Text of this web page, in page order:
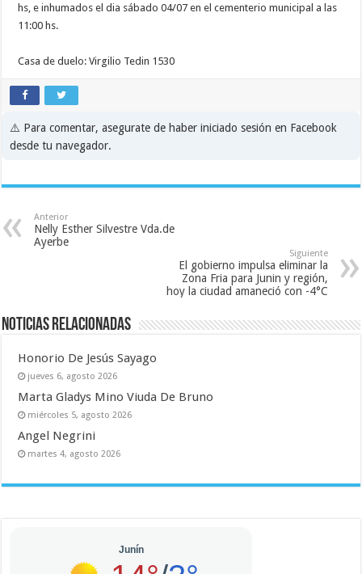
hs, e inhumados el dia sábado 04/07 en el cementerio municipal a las
11:00 hs.
Casa de duelo: Virgilio Tedin 1530
⚠️ Para comentar, asegurate de haber iniciado sesión en Facebook
desde tu navegador.
Anterior
Nelly Esther Silvestre Vda.de
Ayerbe
Siguiente
El gobierno impulsa eliminar la
Zona Fria para Junin y región,
hoy la ciudad amaneció con -4°C
Noticias relacionadas
Honorio De Jesús Sayago
jueves 6, agosto 2026
Marta Gladys Mino Viuda De Bruno
miércoles 5, agosto 2026
Angel Negrini
martes 4, agosto 2026